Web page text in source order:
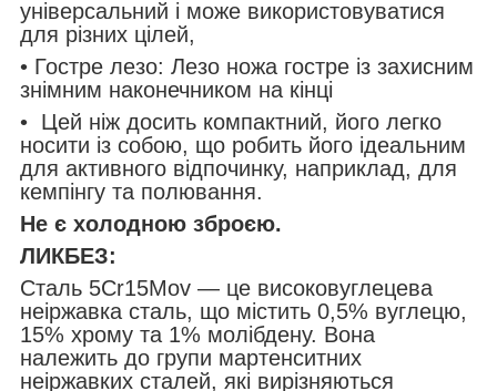
універсальний і може використовуватися
для різних цілей,
• Гостре лезо: Лезо ножа гостре із захисним
знімним наконечником на кінці
• Цей ніж досить компактний, його легко
носити із собою, що робить його ідеальним
для активного відпочинку, наприклад, для
кемпінгу та полювання.
Не є холодною зброєю.
ЛИКБЕЗ:
Сталь 5Cr15Mov — це високовуглецева
неіржавка сталь, що містить 0,5% вуглецю,
15% хрому та 1% молібдену. Вона
належить до групи мартенситних
неіржавких сталей, які вирізняються